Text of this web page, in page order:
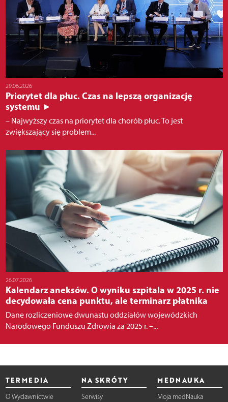
29.06.2026
Priorytet dla płuc. Czas na lepszą organizację
systemu ►
– Najwyższy czas na priorytet dla chorób płuc. To jest
zwiększający się problem...
26.07.2026
Kalendarz aneksów. O wyniku szpitala w 2025 r. nie
decydowała cena punktu, ale terminarz płatnika
Dane rozliczeniowe dwunastu oddziałów wojewódzkich
Narodowego Funduszu Zdrowia za 2025 r. –...
TERMEDIA
O Wydawnictwie
NA SKRÓTY
Serwisy
MEDNAUKA
Moja medNauka